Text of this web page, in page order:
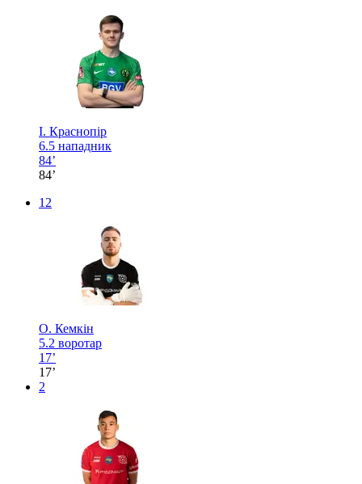
І. Краснопір
6.5 нападник
84’
84’
12
О. Кемкін
5.2 воротар
17’
17’
2